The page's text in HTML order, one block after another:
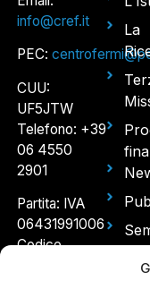
info@cref.it
PEC:
CUU:
UF5JTW
Telefono: +39
06 4550
2901
Partita: IVA
06431991006
Codice
fiscale:
La
e